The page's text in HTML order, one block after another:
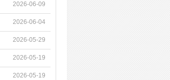
2026-06-09
2026-06-04
2026-05-29
2026-05-19
2026-05-19